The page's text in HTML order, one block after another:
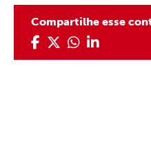
Compartilhe esse